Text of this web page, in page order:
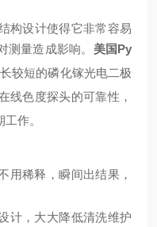
构设计使得它非常容易
量造成影响。 美国Py
较短的磷化镓光电二极
线色度探头的可靠性，
作。
用稀释，瞬间出结果，
计，大大降低清洗维护